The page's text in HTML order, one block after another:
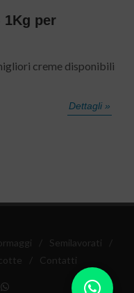
1Kg per
creme disponibili
Dettagli »
Semilavorati
Contatti